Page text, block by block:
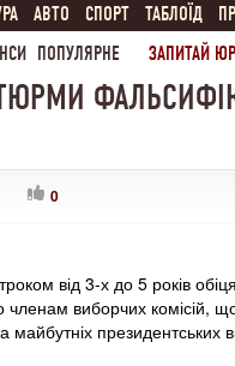
АВТО СПОРТ ТАБЛОЇД
ПОПУЛЯРНЕ ЗАПИТАЙ
0
від 3-х до 5 років
виборчих комісій,
майбутніх президентських